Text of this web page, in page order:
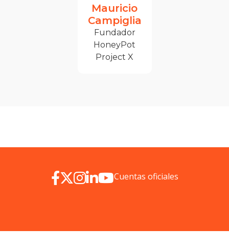
Fundador
HoneyPot
Project X
Mauricio
Campiglia
Cuentas oficiales